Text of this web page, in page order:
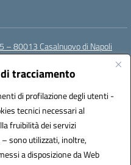
tracciamento
di profilazione degli utenti -
tecnici necessari al
fruibilità dei servizi
sono utilizzati, inoltre,
a disposizione da Web
– 80013 Casalnuovo di Napoli